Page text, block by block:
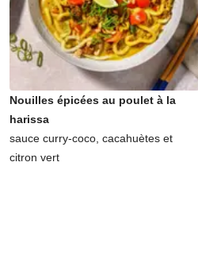
Nouilles épicées au poulet à la
harissa
sauce curry-coco, cacahuètes et
citron vert